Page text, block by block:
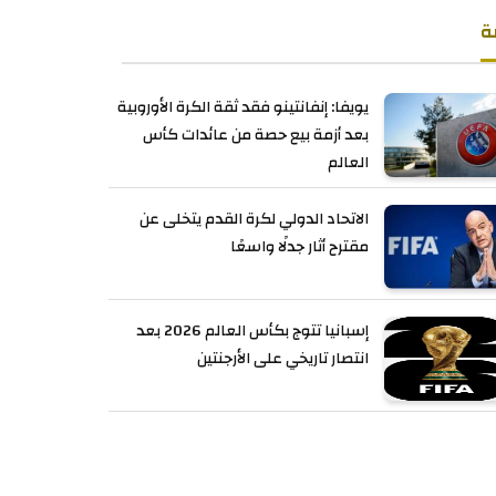
يويفا: إنفانتينو فقد ثقة الكرة الأوروبية
بعد أزمة بيع حصة من عائدات كأس
العالم
الاتحاد الدولي لكرة القدم يتخلى عن
مقترح أثار جدلًا واسعًا
إسبانيا تتوج بكأس العالم 2026 بعد
انتصار تاريخي على الأرجنتين